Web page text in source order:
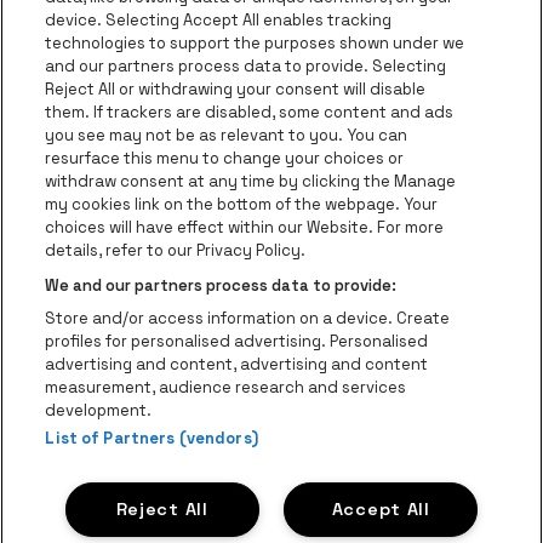
Ga naar de website van Europcar
Ga naar de
Ga naar de website van Coca-Cola
Ga naar de website van
Ga naar de
Ga naar de website van Champagne
Ga naar de website
Ga naar de website van Het
Ga naar de
AFAS Dome is een deel van be•at
AFAS Dome
Schijnpoortweg 119, 2170 Antwerpen
Be-At Venues
Schijnpoortweg 119, 2170 Antwerpen
BTW (BE) 0461.051.688 - RPR Antwerpen
BNP Paribas Fortis - IBAN: BE93 2200 4925 0067 - BIC:
GEBABEBB
ProclaimerCookiesManage my cookiesPrivacy
device. Selecting Accept All enables tracking
technologies to support the purposes shown under we
and our partners process data to provide. Selecting
Reject All or withdrawing your consent will disable
them. If trackers are disabled, some content and ads
you see may not be as relevant to you. You can
resurface this menu to change your choices or
withdraw consent at any time by clicking the Manage
my cookies link on the bottom of the webpage. Your
choices will have effect within our Website. For more
details, refer to our Privacy Policy.
We and our partners process data to provide:
Store and/or access information on a device. Create
profiles for personalised advertising. Personalised
advertising and content, advertising and content
measurement, audience research and services
development.
List of Partners (vendors)
Accept All
Reject All